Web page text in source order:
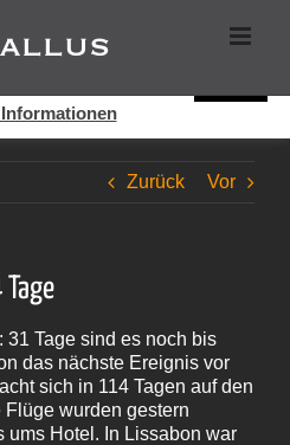
Zurück Vor
31 Tage sind es noch bis
das nächste Ereignis vor
sich in 114 Tagen auf den
wurden gestern
ums Hotel. In Lissabon war
Seite bei der Bereitstellung der
Webseite erklären Sie sich